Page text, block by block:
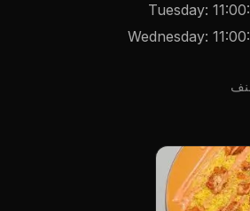
Tuesday:
Wednesday: